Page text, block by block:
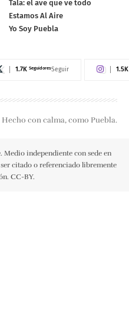
Tala: el ave que ve todo
Estamos Al Aire
Yo Soy Puebla
1.7K SeguidoresSeguir 1.5K
con calma, como Puebla.
Medio independiente con sede en
citado o referenciado libremente
CC-BY.